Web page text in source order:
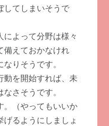
してしまいそうで
よって分野は様々
備えておかなけれ
りそうです。
動を開始すれば、未
さそうです。
。（やってもいいか
るようにしましょ